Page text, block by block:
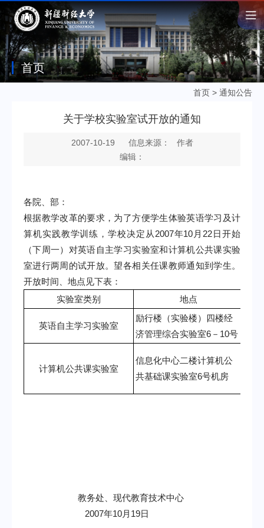
首页
首页 > 通知公告
关于学校实验室试开放的通知
2007-10-19
信息来源： 作者
编辑：
各院、部：
根据教学改革的要求，为了方便学生体验英语学习及计
算机实践教学训练，学校决定从 2007年10 月 22日开始
（下周一）对英语自主学习实验室和计算机公共课实验
室进行两周的试开放。望各相关任课教师通知到学生。
开放时间、地点见下表：
实验室类别
地点
英语自主学习实验室
励行楼（实验楼）四楼经
济管理综合实验室6 － 10号
计算机公共课实验室
信息化中心二楼计算机公
共基础课实验室6号机房
教务处、现代教育技术中心
2007年10月19日